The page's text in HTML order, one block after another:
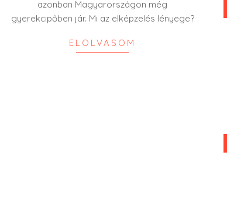
azonban Magyarországon még
gyerekcipőben jár. Mi az elképzelés lényege?
ELOLVASOM